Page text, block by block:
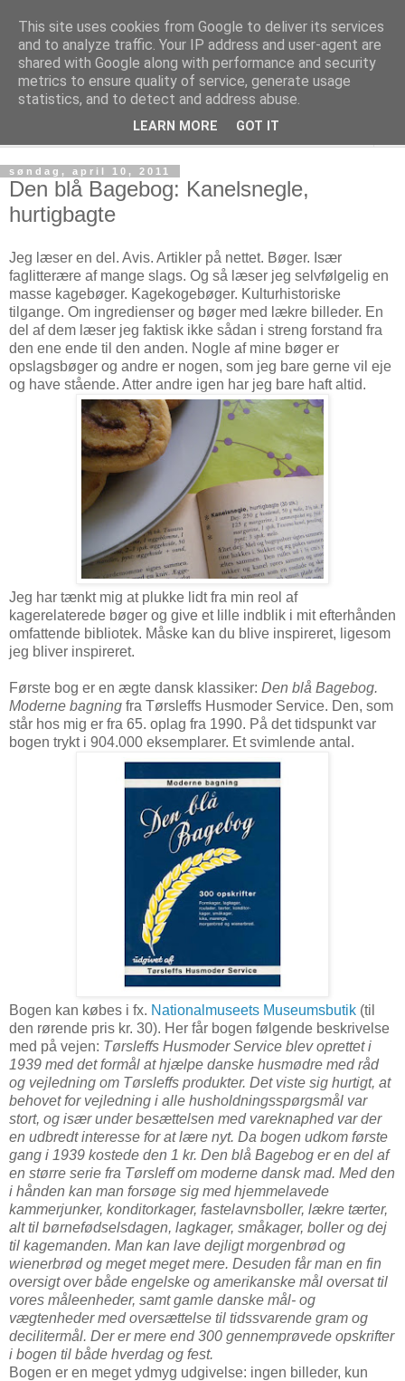
Kage! Kage! Kage!
Kage, kultur og tanker
søndag, april 10, 2011
Den blå Bagebog: Kanelsnegle,
hurtigbagte
Jeg læser en del. Avis. Artikler på nettet. Bøger. Især
faglitterære af mange slags. Og så læser jeg selvfølgelig en
masse kagebøger. Kagekogebøger. Kulturhistoriske
tilgange. Om ingredienser og bøger med lækre billeder. En
del af dem læser jeg faktisk ikke sådan i streng forstand fra
den ene ende til den anden. Nogle af mine bøger er
opslagsbøger og andre er nogen, som jeg bare gerne vil eje
og have stående. Atter andre igen har jeg bare haft altid.
Jeg har tænkt mig at plukke lidt fra min reol af
kagerelaterede bøger og give et lille indblik i mit efterhånden
omfattende bibliotek. Måske kan du blive inspireret, ligesom
jeg bliver inspireret.
Første bog er en ægte dansk klassiker: Den blå Bagebog.
Moderne bagning fra Tørsleffs Husmoder Service. Den, som
står hos mig er fra 65. oplag fra 1990. På det tidspunkt var
bogen trykt i 904.000 eksemplarer. Et svimlende antal.
Bogen kan købes i fx. Nationalmuseets Museumsbutik (til
den rørende pris kr. 30). Her får bogen følgende beskrivelse
med på vejen: Tørsleffs Husmoder Service blev oprettet i
1939 med det formål at hjælpe danske husmødre med råd
og vejledning om Tørsleffs produkter. Det viste sig hurtigt, at
behovet for vejledning i alle husholdningsspørgsmål var
stort, og især under besættelsen med vareknaphed var der
en udbredt interesse for at lære nyt. Da bogen udkom første
gang i 1939 kostede den 1 kr. Den blå Bagebog er en del af
en større serie fra Tørsleff om moderne dansk mad. Med den
i hånden kan man forsøge sig med hjemmelavede
kammerjunker, konditorkager, fastelavnsboller, lækre tærter,
alt til børnefødselsdagen, lagkager, småkager, boller og dej
til kagemanden. Man kan lave dejligt morgenbrød og
wienerbrød og meget meget mere. Desuden får man en fin
oversigt over både engelske og amerikanske mål oversat til
vores måleenheder, samt gamle danske mål- og
vægtenheder med oversættelse til tidssvarende gram og
decilitermål. Der er mere end 300 gennemprøvede opskrifter
i bogen til både hverdag og fest.
Bogen er en meget ydmyg udgivelse: ingen billeder, kun
This site uses cookies from Google to deliver its services
and to analyze traffic. Your IP address and user-agent are
shared with Google along with performance and security
metrics to ensure quality of service, generate usage
statistics, and to detect and address abuse.
LEARN MORE GOT IT